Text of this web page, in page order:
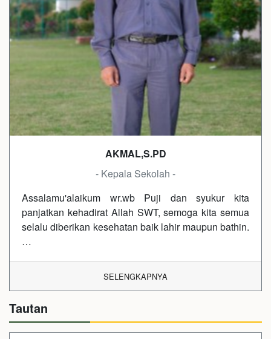
AKMAL,S.PD
- Kepala Sekolah -
Assalamu'alaikum wr.wb Puji dan syukur kita
panjatkan kehadirat Allah SWT, semoga kita semua
selalu diberikan kesehatan baik lahir maupun bathin.
…
SELENGKAPNYA
Tautan